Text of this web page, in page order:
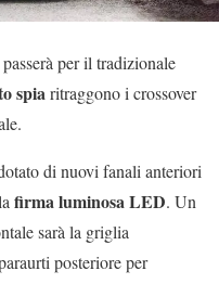
per il tradizionale
spiaritraggono i crossover
di nuovi fanali anteriori
firma luminosa LED. Un
sarà la griglia
posteriore per